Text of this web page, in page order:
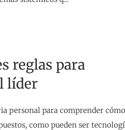
reglas para
líder
personal para comprender
como pueden ser